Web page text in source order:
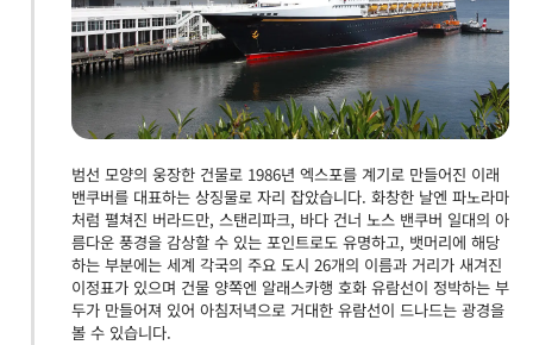
범선 모양의 웅장한 건물로 1986년 엑스포를 계기로 만들어진 이래
밴쿠버를 대표하는 상징물로 자리 잡았습니다. 화창한 날엔 파노라마
처럼 펼쳐진 버라드만, 스탠리파크, 바다 건너 노스 밴쿠버 일대의 아
름다운 풍경을 감상할 수 있는 포인트로도 유명하고, 뱃머리에 해당
하는 부분에는 세계 각국의 주요 도시 26개의 이름과 거리가 새겨진
이정표가 있으며 건물 양쪽엔 알래스카행 호화 유람선이 정박하는 부
두가 만들어져 있어 아침저녁으로 거대한 유람선이 드나드는 광경을
볼 수 있습니다.